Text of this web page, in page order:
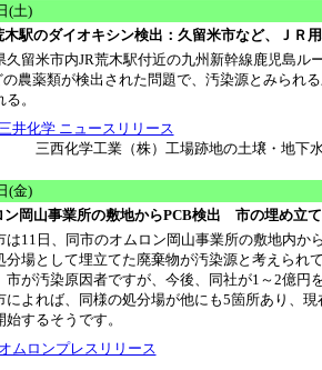
(土)
木駅のダイオキシン検出：久留米市など、ＪＲ
留米市内JR荒木駅付近の九州新幹線鹿児島ル
の農薬類が検出された問題で、汚染源とみられ
。
井化学 ニュースリリース
学工業（株）工場跡地の土壌・地下水
(金)
ン岡山事業所の敷地からPCB検出 市の埋め立
11日、同市のオムロン岡山事業所の敷地内か
分場として埋立てた廃棄物が汚染源と考えられ
市が汚染原因者ですが、今後、同社が1～2億円
よれば、同様の処分場が他にも5箇所あり、
始するそうです。
オムロンプレスリリース